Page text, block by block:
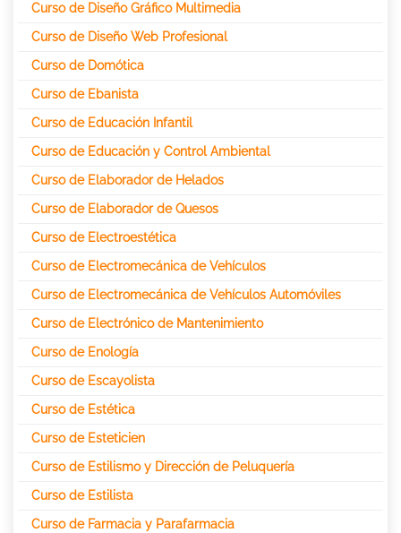
Curso de Diseño Gráfico Multimedia
Curso de Diseño Web Profesional
Curso de Domótica
Curso de Ebanista
Curso de Educación Infantil
Curso de Educación y Control Ambiental
Curso de Elaborador de Helados
Curso de Elaborador de Quesos
Curso de Electroestética
Curso de Electromecánica de Vehículos
Curso de Electromecánica de Vehículos Automóviles
Curso de Electrónico de Mantenimiento
Curso de Enología
Curso de Escayolista
Curso de Estética
Curso de Esteticien
Curso de Estilismo y Dirección de Peluquería
Curso de Estilista
Curso de Farmacia y Parafarmacia